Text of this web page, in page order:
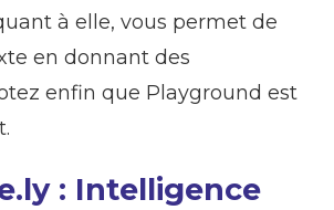
à elle, vous permet de
en donnant des
enfin que Playground est
: Intelligence